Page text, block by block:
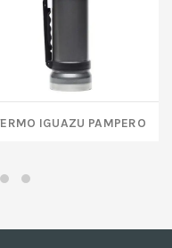
IGUAZU PAMPERO